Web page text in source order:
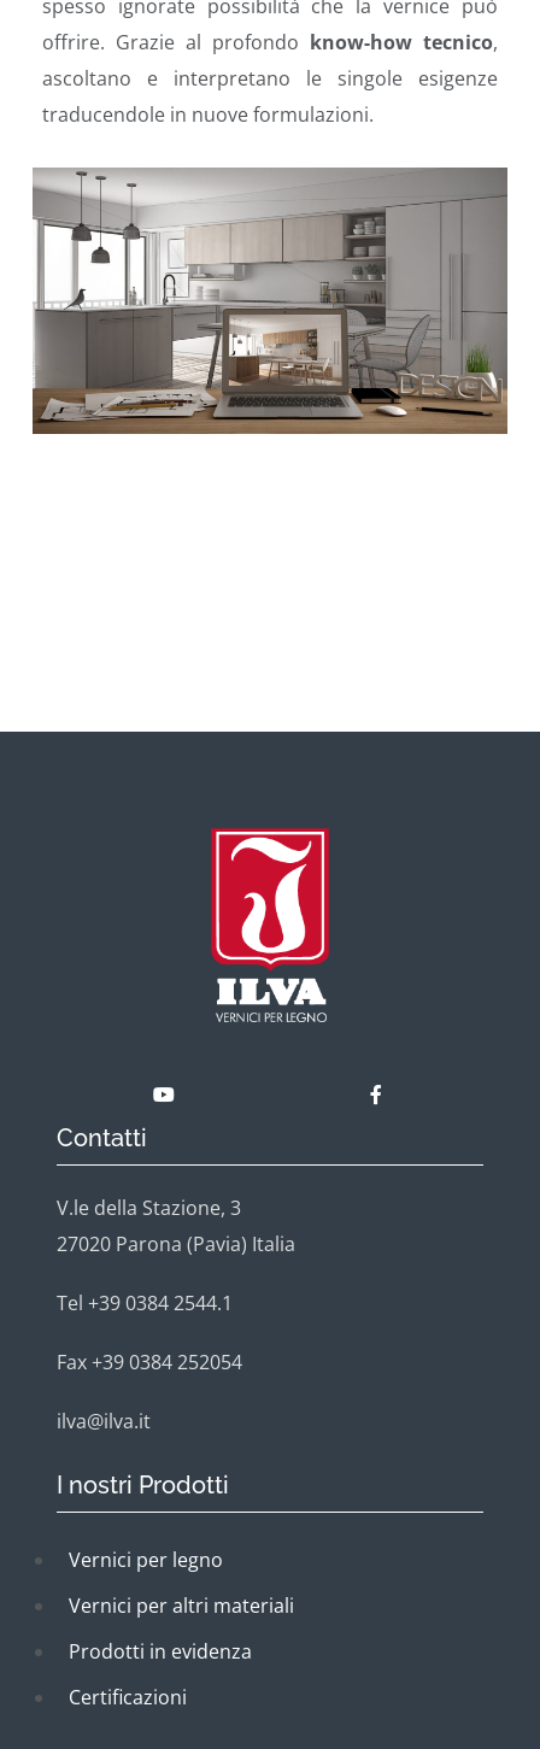
spesso ignorate possibilità che la vernice può
offrire. Grazie al profondo know-how tecnico,
ascoltano e interpretano le singole esigenze
traducendole in nuove formulazioni.
Contatti
V.le della Stazione, 3
27020 Parona (Pavia) Italia
Tel +39 0384 2544.1
Fax +39 0384 252054
ilva@ilva.it
I nostri Prodotti
Vernici per legno
Vernici per altri materiali
Prodotti in evidenza
Certificazioni